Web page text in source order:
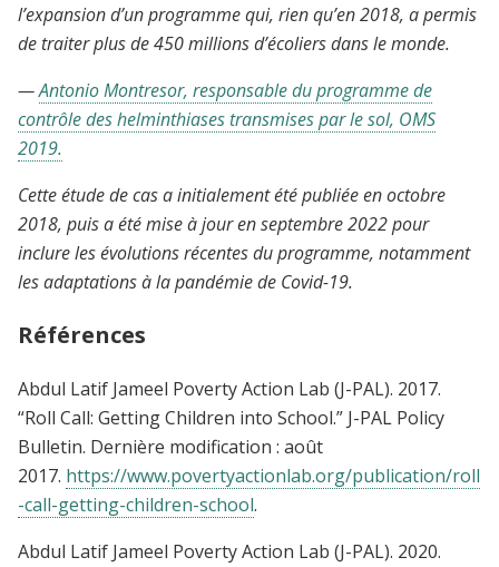
l’expansion d’un programme qui, rien qu’en 2018, a permis
de traiter plus de 450 millions d’écoliers dans le monde.
—Antonio Montresor, responsable du programme de
contrôle des helminthiases transmises par le sol, OMS
2019.
Cette étude de cas a initialement été publiée en octobre
2018, puis a été mise à jour en septembre 2022 pour
inclure les évolutions récentes du programme, notamment
les adaptations à la pandémie de Covid-19.
Références
Abdul Latif Jameel Poverty Action Lab (J-PAL). 2017.
“Roll Call: Getting Children into School.” J-PAL Policy
Bulletin. Dernière modification : août
2017. https://www.povertyactionlab.org/publication/roll
-call-getting-children-school.
Abdul Latif Jameel Poverty Action Lab (J-PAL). 2020.